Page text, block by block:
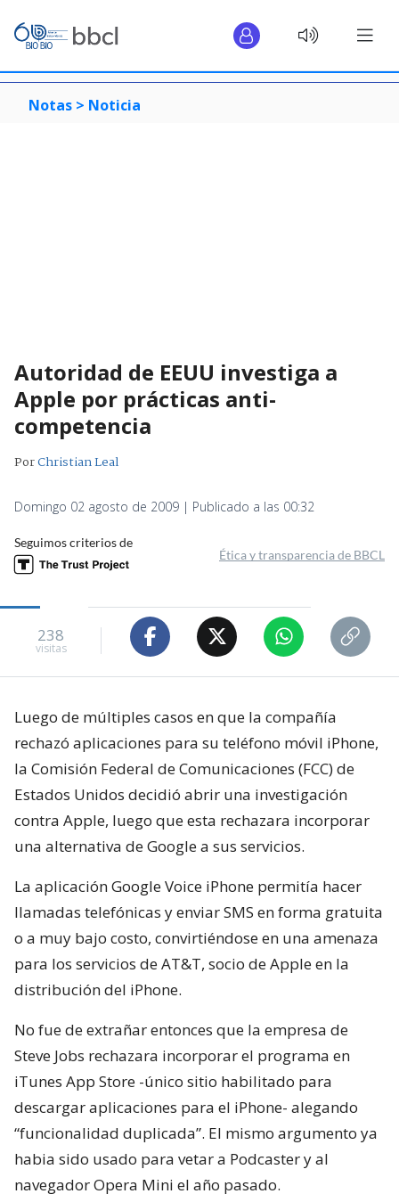
Notas > Noticia
Autoridad de EEUU investiga a
Apple por prácticas anti-
competencia
PorChristian Leal
Domingo 02 agosto de 2009 | Publicado a las 00:32
Seguimos criterios de
Ética y transparencia de BBCL
238
visitas
Luego de múltiples casos en que la compañía
rechazó aplicaciones para su teléfono móvil iPhone,
la Comisión Federal de Comunicaciones (FCC) de
Estados Unidos decidió abrir una investigación
contra Apple, luego que esta rechazara incorporar
una alternativa de Google a sus servicios.
La aplicación Google Voice iPhone permitía hacer
llamadas telefónicas y enviar SMS en forma gratuita
o a muy bajo costo, convirtiéndose en una amenaza
para los servicios de AT&T, socio de Apple en la
distribución del iPhone.
No fue de extrañar entonces que la empresa de
Steve Jobs rechazara incorporar el programa en
iTunes App Store -único sitio habilitado para
descargar aplicaciones para el iPhone- alegando
“funcionalidad duplicada”. El mismo argumento ya
habia sido usado para vetar a Podcaster y al
navegador Opera Mini el año pasado.